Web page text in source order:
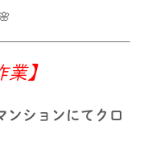
業】
ンションにてクロ